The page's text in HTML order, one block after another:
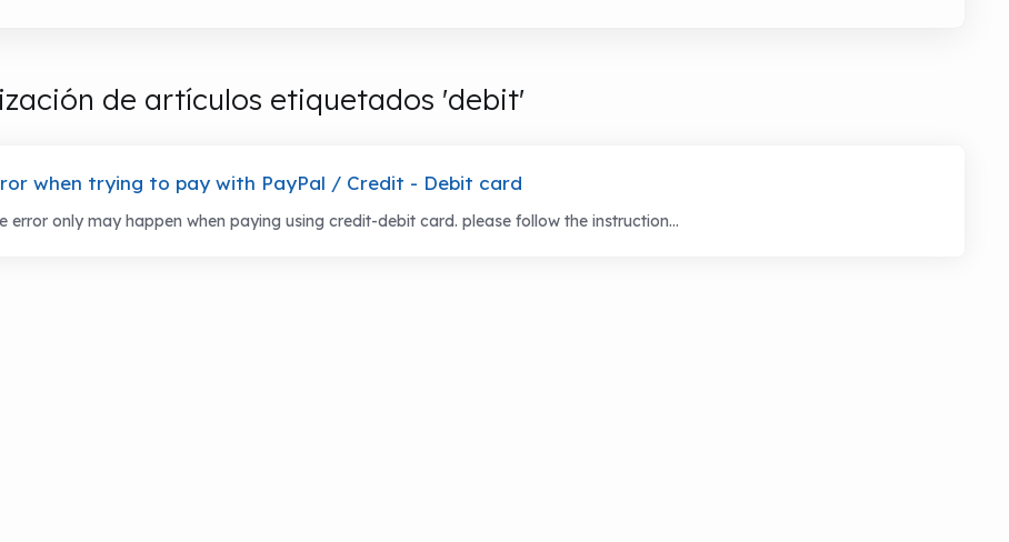
de artículos etiquetados 'debit'
when trying to pay with PayPal / Credit - Debit card
error only may happen when paying using credit-debit card. please follow the instruction...